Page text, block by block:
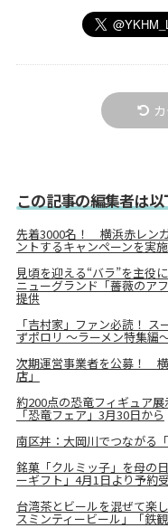
この記事の編集者は
先着3000名！ 横浜赤レン
ントするキャンペーンを実
見頃を迎える“バラ”を主役
ニューグランド「薔薇のア
提供
「吉村家」ファン必読！
ずポロリ ～ラーメン特集編
次期運営事業者を公募！
店」
約200点の恐竜フィギュア
「恐竜フェア」3月30日から
南区丼：大岡川でつながる
銘菓「クルミッ子」を母の
ーギフト」4月1日より予約
台湾茶とビールを混ぜて楽
スミンティービール」「鉄